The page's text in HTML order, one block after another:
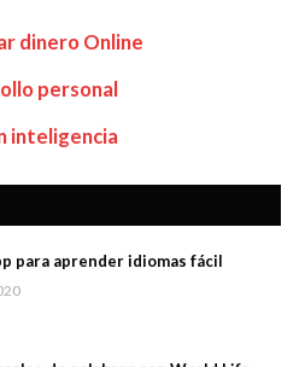
dinero Online
personal
inteligencia
para aprender idiomas fácil